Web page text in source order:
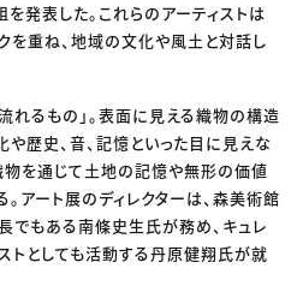
発表した。これらのアーティストは
を重ね、地域の文化や風土と対話し
れるもの」。表面に見える織物の構造
歴史、音、記憶といった目に見えな
物を通じて土地の記憶や無形の価値
アート展のディレクターは、森美術館
でもある南條史生氏が務め、キュレ
トとしても活動する丹原健翔氏が就